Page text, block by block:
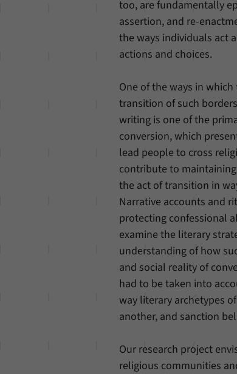
too, are fundamentally
assertion, and re-
the ways individuals act
actions and choices.
One of the ways in
transition of such
writing is one of the
conversion, which
lead people to cross
contribute to
the act of transition in
Narrative accounts and
protecting confessional
examine the literary
understanding of how
and social reality of
had to be taken into
way literary archetypes
another, and sanction
Our research project
religious communities